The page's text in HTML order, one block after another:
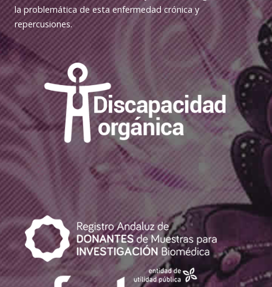
la problemática de esta enfermedad crónica y
repercusiones.